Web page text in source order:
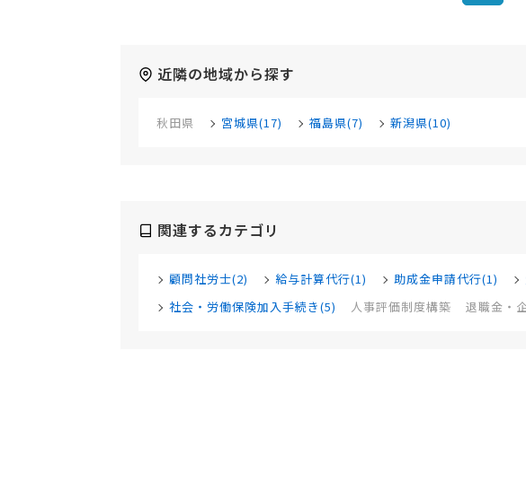
近隣の地域から探す
秋田県 宮城県(17) 福島県(7) 新潟県(10)
関連するカテゴリ
顧問社労士(2) 給与計算代行(1) 助成金申請代行(1)
社会・労働保険加入手続き(5)
人事評価制度構築 退職金・